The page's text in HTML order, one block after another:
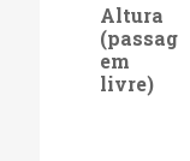
Altura
(passag
em
livre)